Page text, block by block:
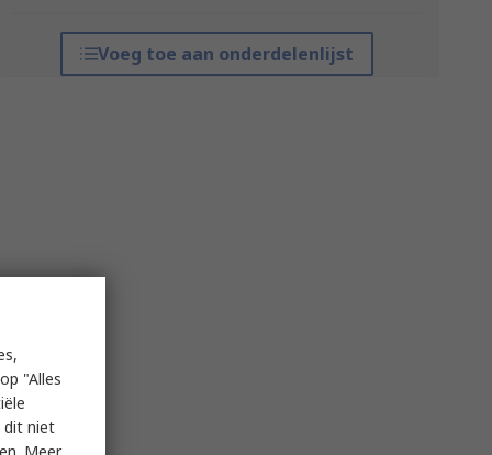
Voeg toe aan onderdelenlijst
"Alles
dit niet